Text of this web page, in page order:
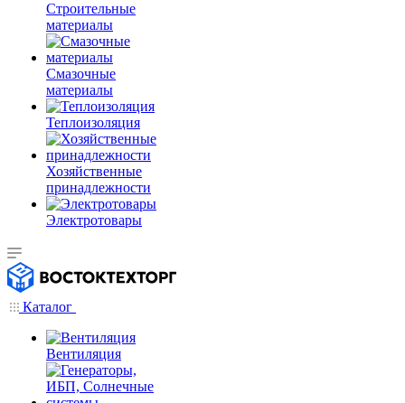
Строительные
материалы
Смазочные
материалы
Теплоизоляция
Хозяйственные
принадлежности
Электротовары
Каталог
Вентиляция